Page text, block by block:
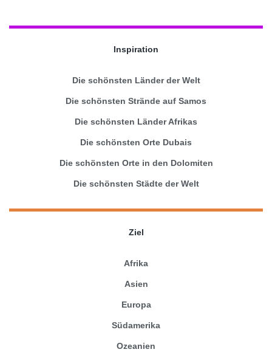
Inspiration
Die schönsten Länder der Welt
Die schönsten Strände auf Samos
Die schönsten Länder Afrikas
Die schönsten Orte Dubais
Die schönsten Orte in den Dolomiten
Die schönsten Städte der Welt
Ziel
Afrika
Asien
Europa
Südamerika
Ozeanien